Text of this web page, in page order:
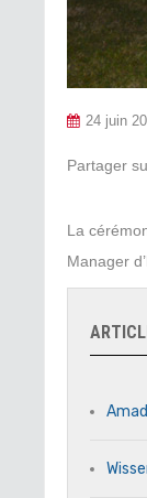
24 juin
Partager
La
Manager